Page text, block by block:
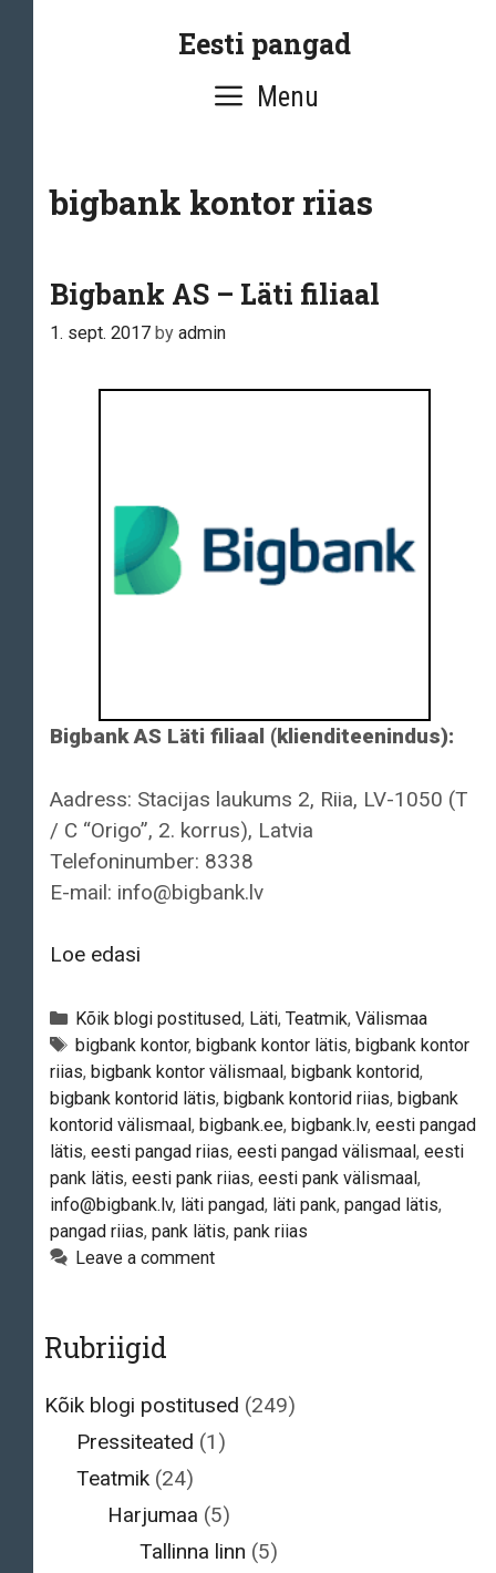
Eesti pangad
Menu
bigbank kontor riias
Bigbank AS – Läti filiaal
1. sept. 2017 by admin
Bigbank AS Läti filiaal (klienditeenindus):
Aadress: Stacijas laukums 2, Riia, LV-1050 (T
/ C “Origo”, 2. korrus), Latvia
Telefoninumber: 8338
E-mail: info@bigbank.lv
Loe edasi
–
Läti
filiaal
Categories
Kõik blogi postitused, Läti, Teatmik, Välismaa
Tags
bigbank kontor, bigbank kontor lätis, bigbank kontor
riias, bigbank kontor välismaal , bigbank kontorid,
bigbank kontorid lätis, bigbank kontorid riias, bigbank
kontorid välismaal , bigbank.ee, bigbank.lv, eesti pangad
lätis, eesti pangad riias, eesti pangad välismaal , eesti
pank lätis, eesti pank riias, eesti pank välismaal ,
info@bigbank.lv, läti pangad, läti pank, pangad lätis,
pangad riias, pank lätis, pank riias
Leave a comment
Rubriigid
Kõik blogi postitused (249)
Pressiteated (1)
Teatmik(24)
Harjumaa (5)
Tallinna linn (5)